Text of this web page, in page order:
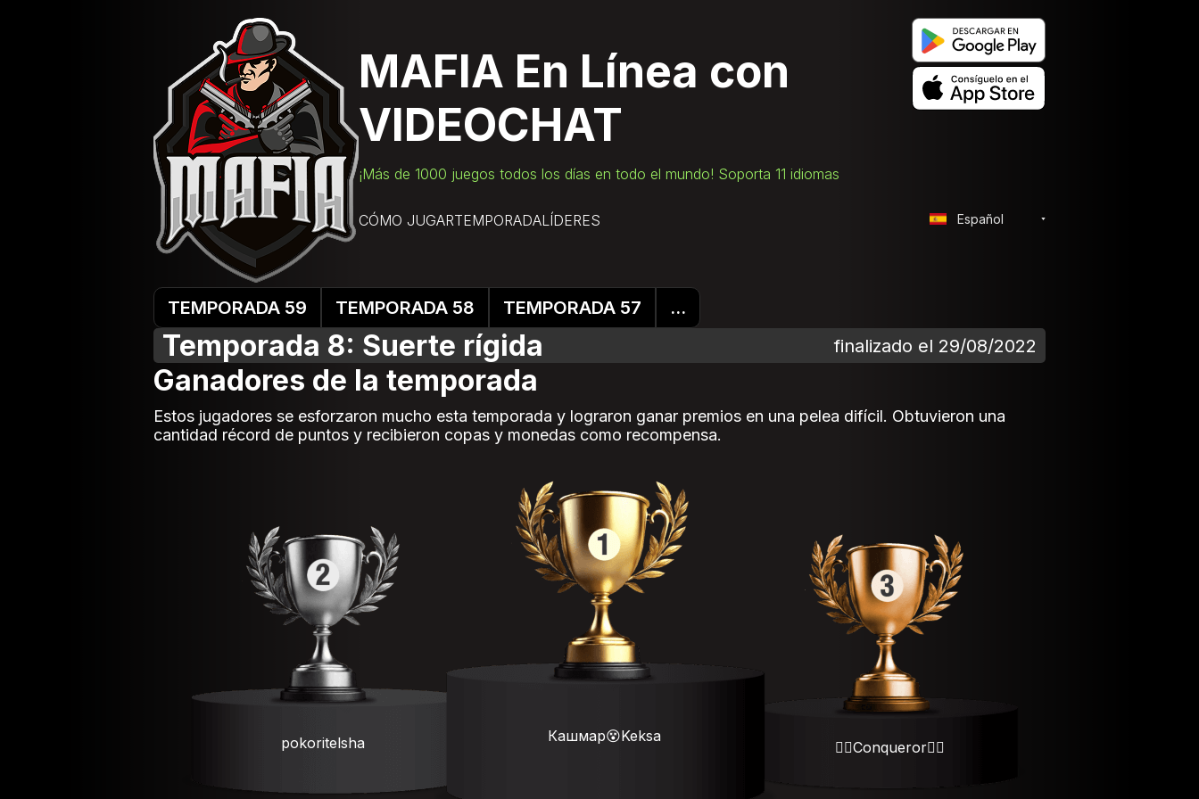
MAFIA En Línea con
VIDEOCHAT
¡Más de 1000 juegos todos los días en todo el mundo! Soporta 11 idiomas
CÓMO JUGARTEMPORADALÍDERES Español
TEMPORADA 59 TEMPORADA 58 TEMPORADA 57 ...
Temporada 8: Suerte rígida finalizado el 29/08/2022
Ganadores de la temporada
Estos jugadores se esforzaron mucho esta temporada y lograron ganar premios en una pelea difícil. Obtuvieron una
cantidad récord de puntos y recibieron copas y monedas como recompensa.
Кашмар😵Keksa
pokoritelsha 💂‍♂️Conqueror💂‍♂️